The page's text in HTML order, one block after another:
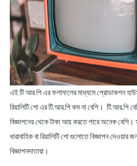
এই টি আর পি এর ফলাফলের মাধ্যমে প্রোডাকশন হাউস
রিয়ালিটি শো এর টি.আর.পি কম না বেশি। টি.আর.পি
বিজ্ঞাপনের থেকে টাকা আয় করতে পারে অনেক বেশি।
ধারাবাহিক বা রিয়ালিটি শো গুলোতে বিজ্ঞাপন দেওয়ার
বিজ্ঞাপনদাতারা।